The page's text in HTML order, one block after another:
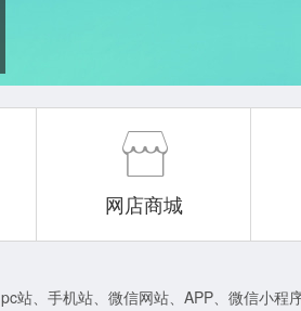
网店商城
pc站、手机站、微信网站、APP、微信小程